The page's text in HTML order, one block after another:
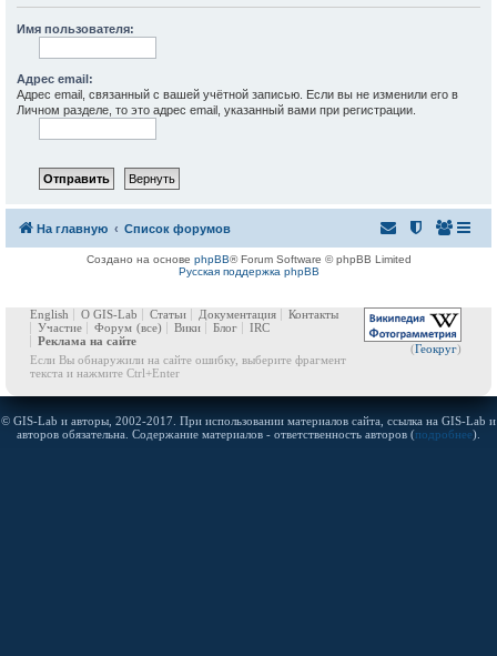
Имя пользователя:
Адрес email:
Адрес email, связанный с вашей учётной записью. Если вы не изменили его в
Личном разделе, то это адрес email, указанный вами при регистрации.
На главную Список форумов
Создано на основе phpBB® Forum Software © phpBB Limited
Русская поддержка phpBB
(Геокруг)
English О GIS-Lab Статьи Документация
Контакты
Участие
Форум (все) Вики Блог
IRC
Реклама на сайте
Если Вы обнаружили на сайте ошибку, выберите фрагмент
текста и нажмите Ctrl+Enter
© GIS-Lab и авторы, 2002-2017. При использовании материалов сайта, ссылка на GIS-Lab и
авторов обязательна. Содержание материалов - ответственность авторов (подробнее).